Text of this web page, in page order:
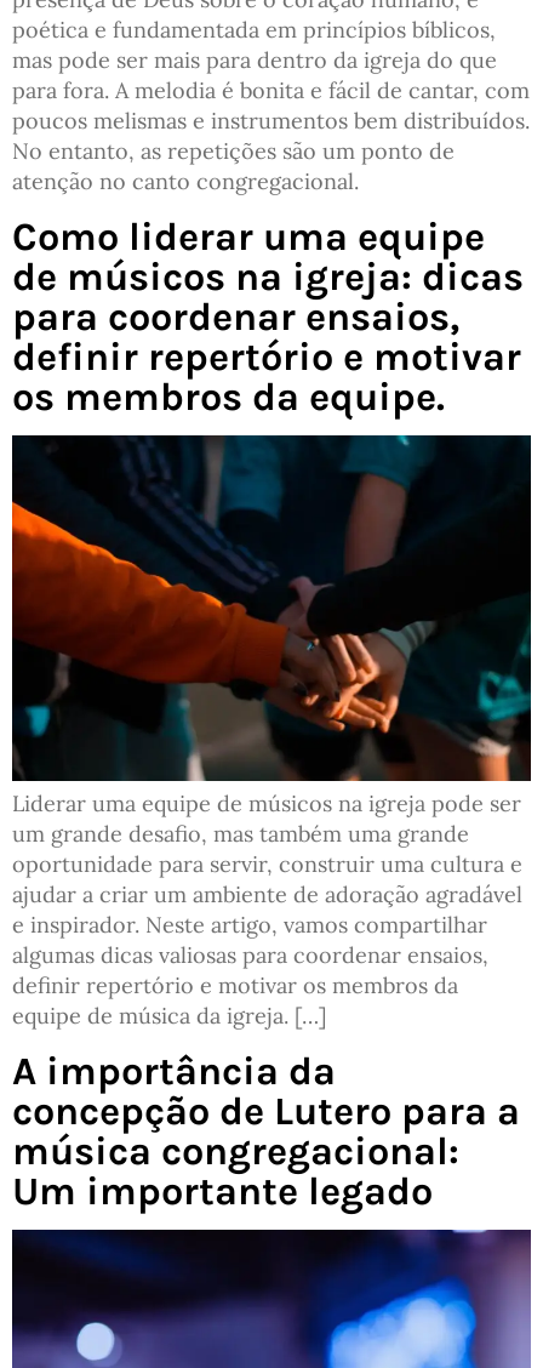
poética e fundamentada em princípios bíblicos,
mas pode ser mais para dentro da igreja do que
para fora. A melodia é bonita e fácil de cantar, com
poucos melismas e instrumentos bem distribuídos.
No entanto, as repetições são um ponto de
atenção no canto congregacional.
Como liderar uma equipe
de músicos na igreja: dicas
para coordenar ensaios,
definir repertório e motivar
os membros da equipe.
Liderar uma equipe de músicos na igreja pode ser
um grande desafio, mas também uma grande
oportunidade para servir, construir uma cultura e
ajudar a criar um ambiente de adoração agradável
e inspirador. Neste artigo, vamos compartilhar
algumas dicas valiosas para coordenar ensaios,
definir repertório e motivar os membros da
equipe de música da igreja. […]
A importância da
concepção de Lutero para a
música congregacional:
Um importante legado